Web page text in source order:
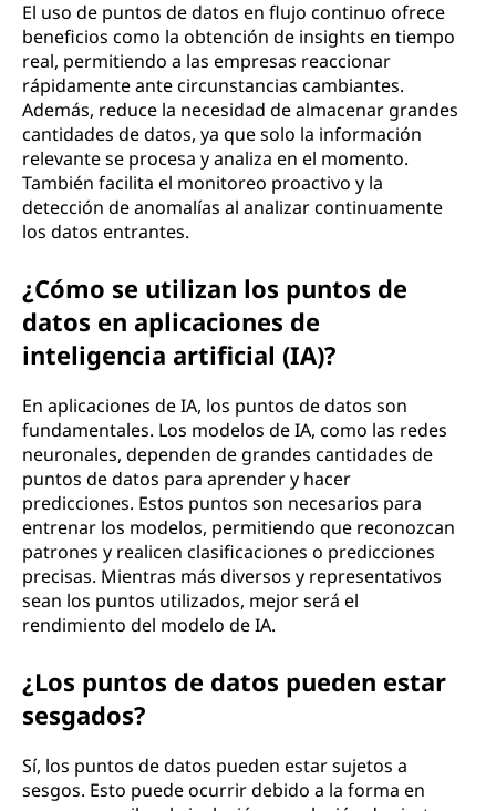
El uso de puntos de datos en flujo continuo ofrece
beneficios como la obtención de insights en tiempo
real, permitiendo a las empresas reaccionar
rápidamente ante circunstancias cambiantes.
Además, reduce la necesidad de almacenar grandes
cantidades de datos, ya que solo la información
relevante se procesa y analiza en el momento.
También facilita el monitoreo proactivo y la
detección de anomalías al analizar continuamente
los datos entrantes.
¿Cómo se utilizan los puntos de
datos en aplicaciones de
inteligencia artificial (IA)?
En aplicaciones de IA, los puntos de datos son
fundamentales. Los modelos de IA, como las redes
neuronales, dependen de grandes cantidades de
puntos de datos para aprender y hacer
predicciones. Estos puntos son necesarios para
entrenar los modelos, permitiendo que reconozcan
patrones y realicen clasificaciones o predicciones
precisas. Mientras más diversos y representativos
sean los puntos utilizados, mejor será el
rendimiento del modelo de IA.
¿Los puntos de datos pueden estar
sesgados?
Sí, los puntos de datos pueden estar sujetos a
sesgos. Esto puede ocurrir debido a la forma en